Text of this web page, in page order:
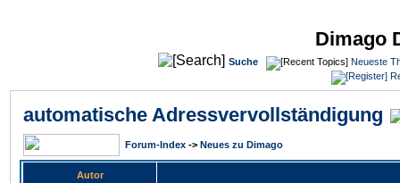
Dimago
Suche
Neueste
automatische Adressvervollständigung
Forum-Index -> Neues zu Dimago
Autor